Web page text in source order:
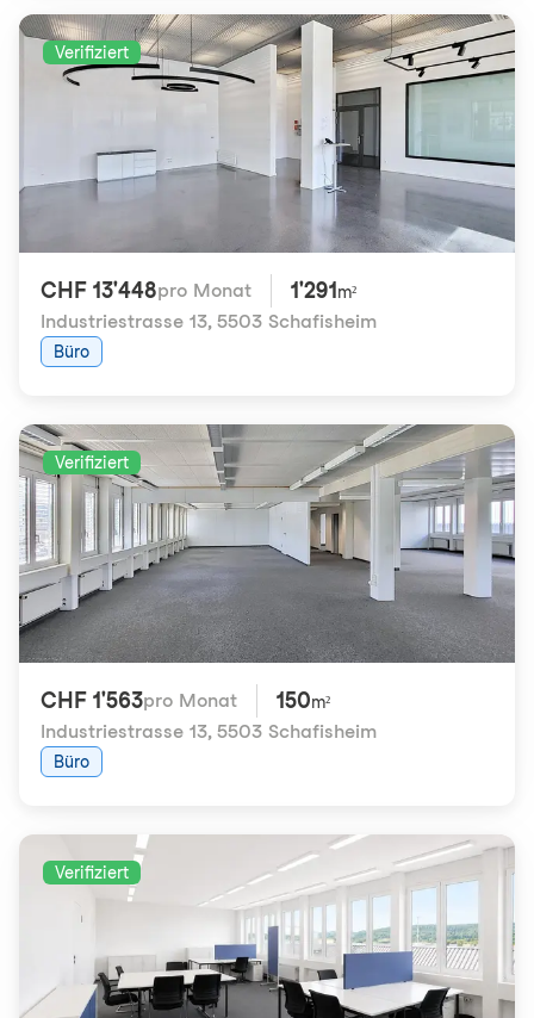
Verifiziert
CHF 13'448pro Monat 1'291 m²
Industriestrasse 13, 5503 Schafisheim
Büro
Verifiziert
CHF 1'563pro Monat 150m²
Industriestrasse 13, 5503 Schafisheim
Büro
Verifiziert